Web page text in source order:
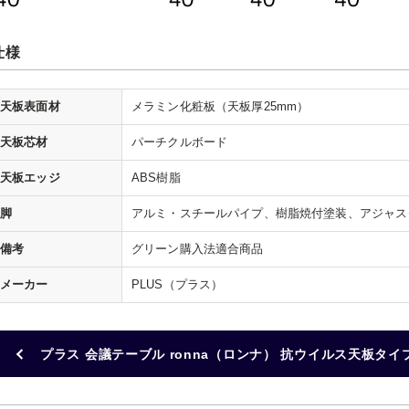
様
天板表面材 メラミン化粧板（天板厚25mm）
天板芯材 パーチクルボード
天板エッジ ABS樹脂
脚 アルミ・スチールパイプ、樹脂焼付塗装、アジャス
備考 グリーン購入法適合商品
メーカー PLUS（プラス）
プラス 会議テーブル ronna（ロンナ） 抗ウイルス天板タイ